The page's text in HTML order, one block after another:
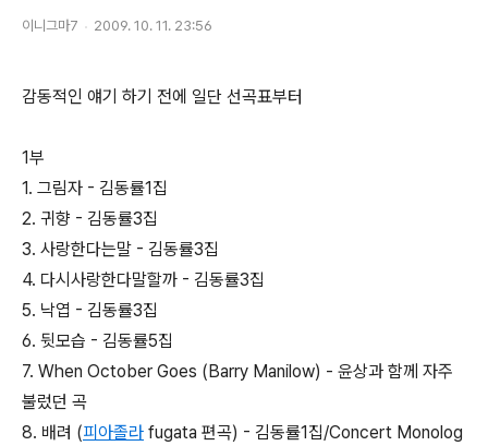
이니그마7 2009. 10. 11. 23:56
감동적인 얘기 하기 전에 일단 선곡표부터
1부
1. 그림자 - 김동률1집
2. 귀향 - 김동률3집
3. 사랑한다는말 - 김동률3집
4. 다시사랑한다말할까 - 김동률3집
5. 낙엽 - 김동률3집
6. 뒷모습 - 김동률5집
7. When October Goes (Barry Manilow) - 윤상과 함께 자주
불렀던 곡
8. 배려 (피아졸라 fugata 편곡) - 김동률1집/Concert Monolog